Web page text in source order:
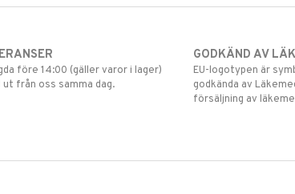
före 14:00 (gäller varor i lager)
från oss samma dag.
GODKÄND AV
EU-logotypen är
godkända av
försäljning av